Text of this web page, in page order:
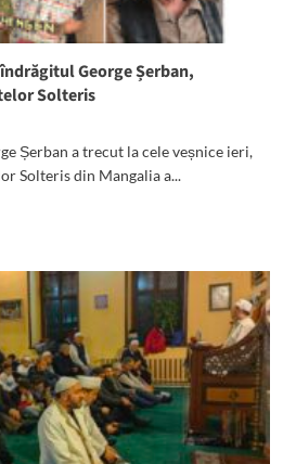
George Șerban,
Solteris
Șerban a trecut la cele veșnice ieri,
Solteris din Mangalia a...